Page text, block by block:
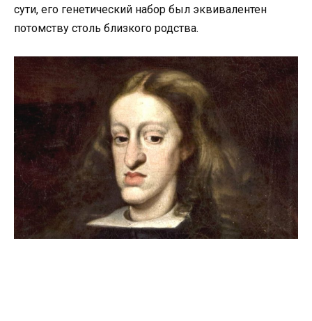
сути, его генетический набор был эквивалентен
потомству столь близкого родства.